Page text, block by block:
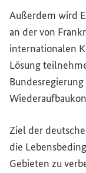
Außerdem wird
an der von
internationalen
Lösung
Ziel der
die
Gebieten zu